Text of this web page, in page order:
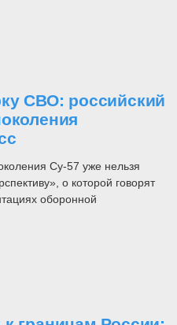
СВО: российский
Су-57 уже нельзя
о которой говорят
оборонной